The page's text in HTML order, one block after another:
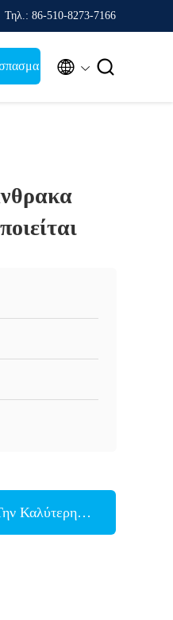
Τηλ.: 86-510-8273-7166
 
Καλύτερη Τιμή